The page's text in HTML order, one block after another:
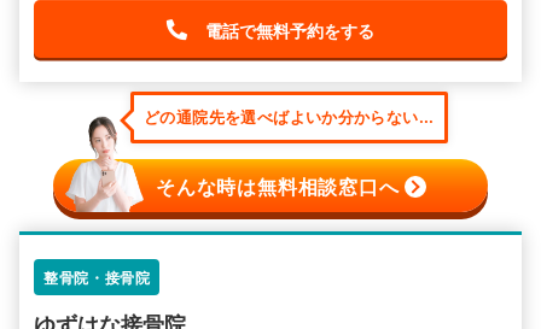
電話で無料予約をする
どの通院先を選べばよいか分からない...
そんな時は無料相談窓口へ
整骨院・接骨院